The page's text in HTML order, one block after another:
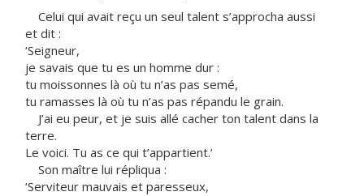
Celui qui avait reçu un seul talent s’approcha aussi
et dit :
‘Seigneur,
je savais que tu es un homme dur :
tu moissonnes là où tu n’as pas semé,
tu ramasses là où tu n’as pas répandu le grain.
J’ai eu peur, et je suis allé cacher ton talent dans la
terre.
Le voici. Tu as ce qui t’appartient.’
Son maître lui répliqua :
‘Serviteur mauvais et paresseux,